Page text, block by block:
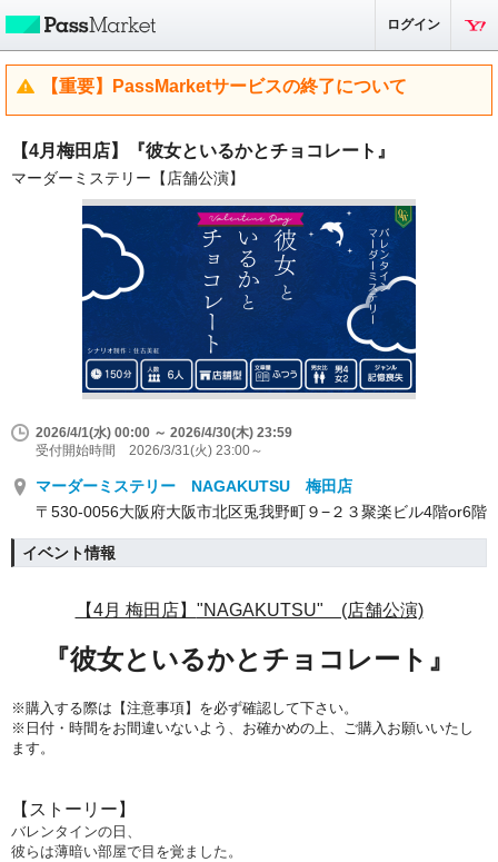
ログイン
【重要】PassMarketサービスの終了について
【4月梅田店】『彼女といるかとチョコレート』
マーダーミステリー【店舗公演】
2026/4/1(水) 00:00 ～ 2026/4/30(木) 23:59
受付開始時間 2026/3/31(火) 23:00～
マーダーミステリー NAGAKUTSU 梅田店
〒530-0056大阪府大阪市北区兎我野町９−２３聚楽ビル4階or6階
イベント情報
【4月 梅田店】 "NAGAKUTSU" (店舗公演)
『彼女といるかとチョコレート 』
※購入する際は【注意事項】を必ず確認して下さい。
※日付・時間をお間違いないよう、 お確かめの上、ご購入お願いいたし
ます。
【ストーリー】
バレンタインの日、
彼らは薄暗い部屋で目を覚ました。